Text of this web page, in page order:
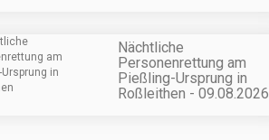
Nächtliche
Personenrettung am
Pießling-Ursprung in
Roßleithen - 09.08.2026